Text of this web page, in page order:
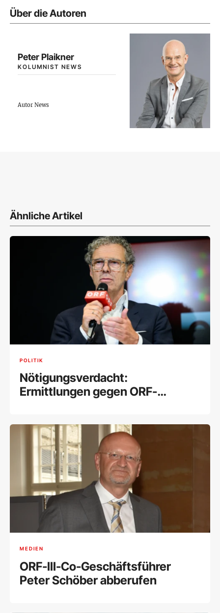
Über die Autoren
Peter Plaikner
KOLUMNIST NEWS
Autor News
Ähnliche Artikel
POLITIK
Nötigungsverdacht:
Ermittlungen gegen ORF-
MEDIEN
ORF-III-Co-Geschäftsführer
Peter Schöber abberufen